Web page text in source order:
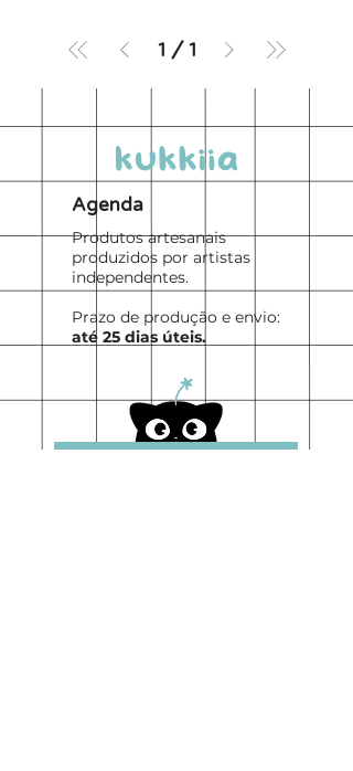
1 / 1
Agenda
Produtos artesanais
produzidos por artistas
independentes.
Prazo de produção e envio:
até 25 dias úteis.